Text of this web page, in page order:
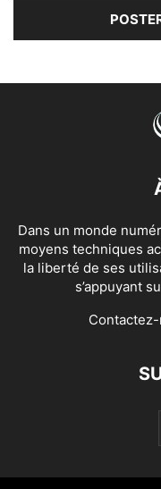
Dans un monde
moyens techniques
la liberté de ses
s’appuyant